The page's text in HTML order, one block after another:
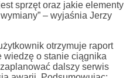
sprzęt oraz jakie elementy
– wyjaśnia Jerzy
otrzymuje raport
wiedzę o stanie ciągnika
dalszy serwis